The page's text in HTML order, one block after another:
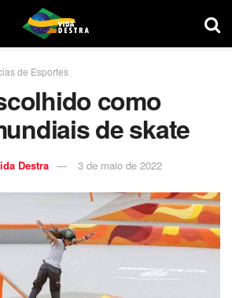
de Esportes
como
de skate
Destra 3 de maio de 2022